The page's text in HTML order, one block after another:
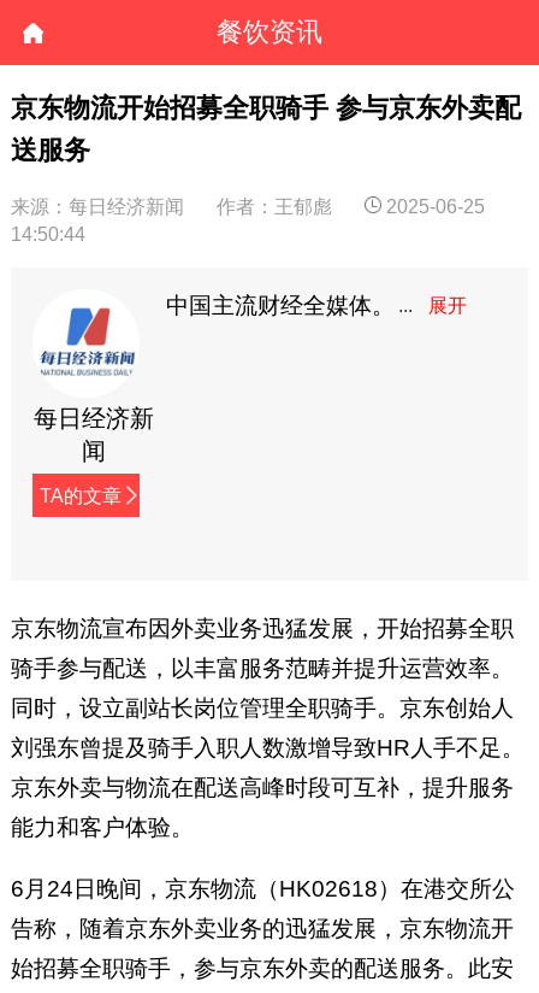
餐饮资讯
京东物流开始招募全职骑手 参与京东外卖配
送服务
来源：每日经济新闻 作者：王郁彪
2025-06-25
14:50:44
每日经济新
闻
TA的文章
中国主流财经全媒体。
京东物流宣布因外卖业务迅猛发展，开始招募全职
骑手参与配送，以丰富服务范畴并提升运营效率。
同时，设立副站长岗位管理全职骑手。京东创始人
刘强东曾提及骑手入职人数激增导致HR人手不足。
京东外卖与物流在配送高峰时段可互补，提升服务
能力和客户体验。
6月24日晚间，京东物流（HK02618）在港交所公
告称，随着京东外卖业务的迅猛发展，京东物流开
始招募全职骑手，参与京东外卖的配送服务。此安